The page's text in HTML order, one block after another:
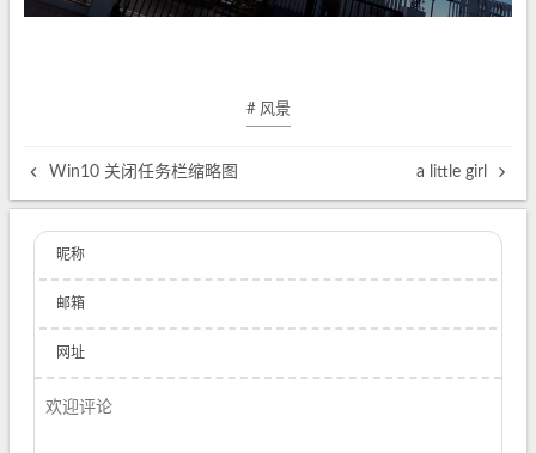
# 风景
Win10 关闭任务栏缩略图 a little girl
昵称
邮箱
网址